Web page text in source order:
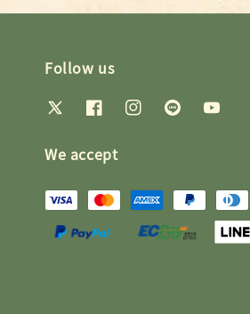
Follow us
We accept